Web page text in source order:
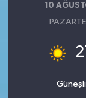
10
Güneşli